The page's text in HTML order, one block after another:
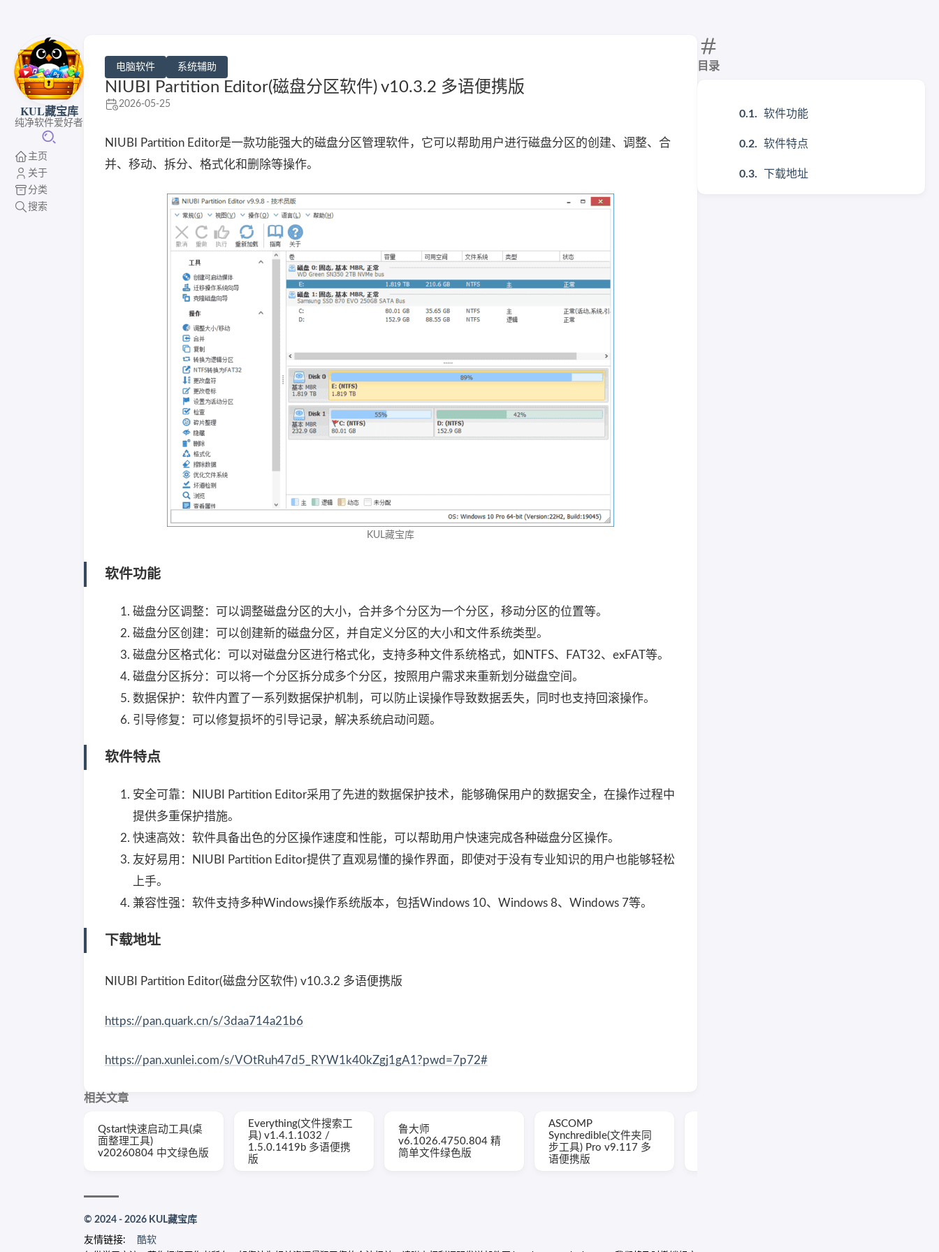
KUL藏宝库
纯净软件爱好者
主页
关于
分类
搜索
目录
软件功能
软件特点
下载地址
电脑软件 系统辅助
NIUBI Partition Editor(磁盘分区软件) v10.3.2 多语便携版
2026-05-25
NIUBI Partition Editor是一款功能强大的磁盘分区管理软件，它可以帮助用户进行磁盘分区的创建、调整、合
并、移动、拆分、格式化和删除等操作。
KUL藏宝库
软件功能
磁盘分区调整：可以调整磁盘分区的大小，合并多个分区为一个分区，移动分区的位置等。
磁盘分区创建：可以创建新的磁盘分区，并自定义分区的大小和文件系统类型。
磁盘分区格式化：可以对磁盘分区进行格式化，支持多种文件系统格式，如NTFS、FAT32、exFAT等。
磁盘分区拆分：可以将一个分区拆分成多个分区，按照用户需求来重新划分磁盘空间。
数据保护：软件内置了一系列数据保护机制，可以防止误操作导致数据丢失，同时也支持回滚操作。
引导修复：可以修复损坏的引导记录，解决系统启动问题。
软件特点
安全可靠：NIUBI Partition Editor采用了先进的数据保护技术，能够确保用户的数据安全，在操作过程中
提供多重保护措施。
快速高效：软件具备出色的分区操作速度和性能，可以帮助用户快速完成各种磁盘分区操作。
友好易用：NIUBI Partition Editor提供了直观易懂的操作界面，即使对于没有专业知识的用户也能够轻松
上手。
兼容性强：软件支持多种Windows操作系统版本，包括Windows 10、Windows 8、Windows 7等。
下载地址
NIUBI Partition Editor(磁盘分区软件) v10.3.2 多语便携版
https://pan.quark.cn/s/3daa714a21b6
https://pan.xunlei.com/s/VOtRuh47d5_RYW1k40kZgj1gA1?pwd=7p72#
相关文章
Qstart快速启动工具(桌
面整理工具)
v20260804 中文绿色版
Everything(文件搜索工
具) v1.4.1.1032 /
1.5.0.1419b 多语便携
版
鲁大师
v6.1026.4750.804 精
简单文件绿色版
ASCOMP
Synchredible(文件夹同
步工具) Pro v9.117 多
语便携版
© 2024 - 2026 KUL藏宝库
友情链接: 酷软